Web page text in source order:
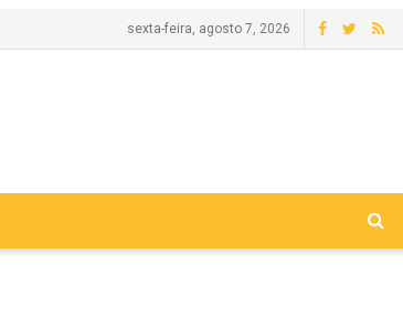
sexta-feira, agosto 7, 2026